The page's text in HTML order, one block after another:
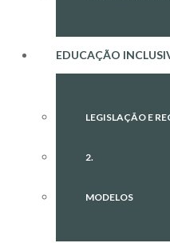
EDUCAÇÃO
LEGISLAÇÃO E
2.
MODELOS